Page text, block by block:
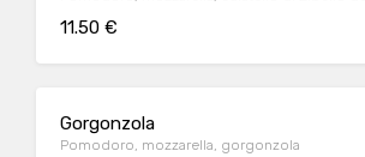
11.50 €
Gorgonzola
Pomodoro, mozzarella, gorgonzola